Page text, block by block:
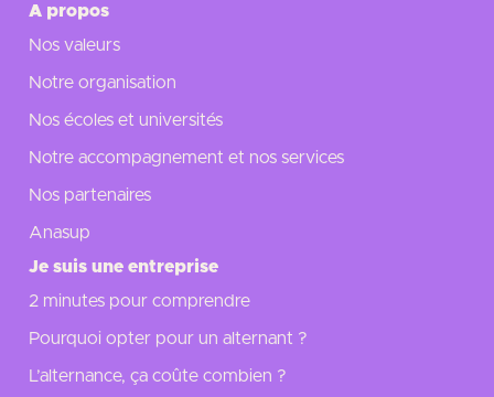
A propos
Nos valeurs
Notre organisation
Nos écoles et universités
Notre accompagnement et nos services
Nos partenaires
Anasup
Je suis une entreprise
2 minutes pour comprendre
Pourquoi opter pour un alternant ?
L’alternance, ça coûte combien ?